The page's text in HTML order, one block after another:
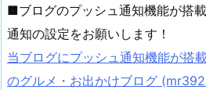
■ブログのプッシュ通知機能が搭
通知の設定をお願いします！
当ブログにプッシュ通知機能が搭
のグルメ・お出かけブログ